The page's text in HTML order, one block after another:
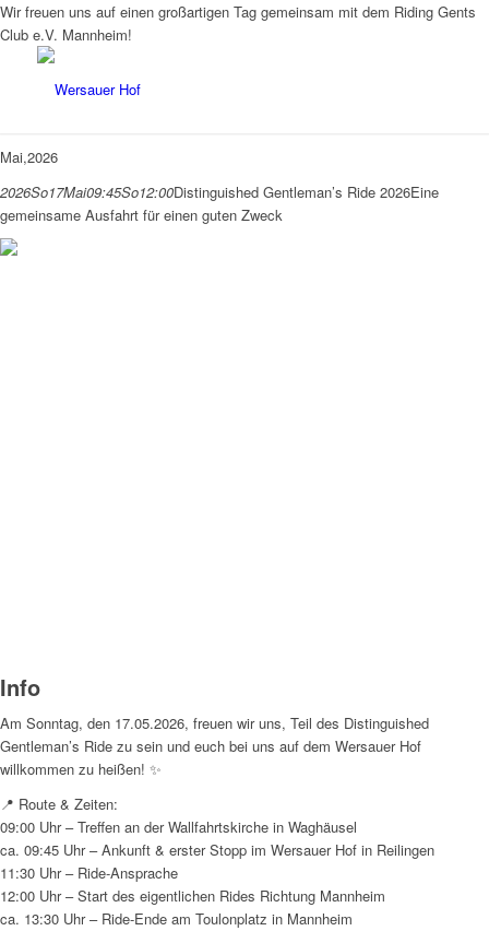
Wir freuen uns auf einen großartigen Tag gemeinsam mit dem Riding Gents
Club e.V. Mannheim!
Mai,2026
2026So17Mai09:45So12:00Distinguished Gentleman’s Ride 2026Eine
gemeinsame Ausfahrt für einen guten Zweck
Info
Am Sonntag, den 17.05.2026, freuen wir uns, Teil des Distinguished
Gentleman’s Ride zu sein und euch bei uns auf dem Wersauer Hof
willkommen zu heißen! ✨
📍 Route & Zeiten:
09:00 Uhr – Treffen an der Wallfahrtskirche in Waghäusel
ca. 09:45 Uhr – Ankunft & erster Stopp im Wersauer Hof in Reilingen
11:30 Uhr – Ride-Ansprache
12:00 Uhr – Start des eigentlichen Rides Richtung Mannheim
ca. 13:30 Uhr – Ride-Ende am Toulonplatz in Mannheim